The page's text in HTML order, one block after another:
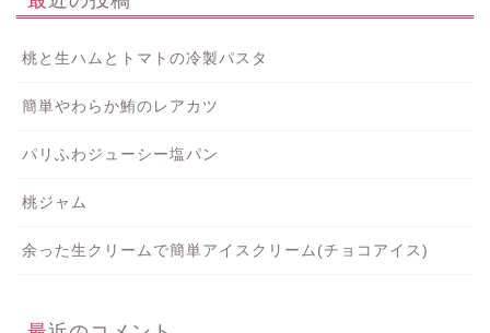
桃と生ハムとトマトの冷製パスタ
簡単やわらか鮪のレアカツ
パリふわジューシー塩パン
桃ジャム
余った生クリームで簡単アイスクリーム(チョコアイス)